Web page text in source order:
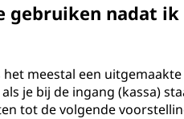
gebruiken nadat
meestal een
je bij de ingang (kassa)
tot de volgende